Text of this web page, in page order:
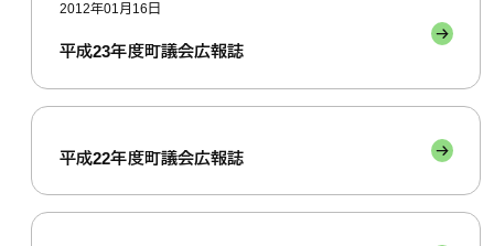
2012年01月16日
平成23年度町議会広報誌
平成22年度町議会広報誌